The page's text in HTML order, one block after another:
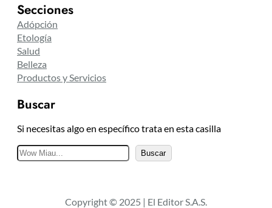
Secciones
Adópción
Etología
Salud
Belleza
Productos y Servicios
Buscar
Si necesitas algo en específico trata en esta casilla
u
a
Buscar
Copyright © 2025 | El Editor S.A.S.